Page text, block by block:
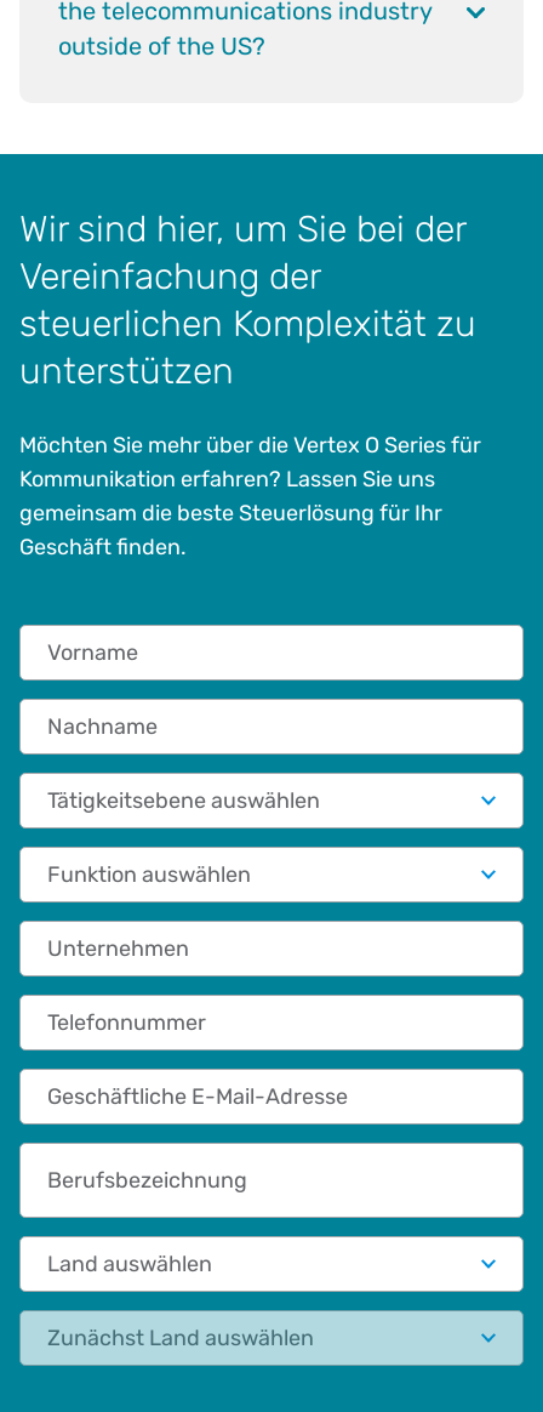
the telecommunications industry
outside of the US?
Wir sind hier, um Sie bei der
Vereinfachung der
steuerlichen Komplexität zu
unterstützen
Möchten Sie mehr über die Vertex O Series für
Kommunikation erfahren? Lassen Sie uns
gemeinsam die beste Steuerlösung für Ihr
Geschäft finden.
Vorname
Nachname
Tätigkeitsebene auswählen
Funktionale Rolle
Unternehmen
Telefonnummer
Geschäftliche E-Mail-Adresse
Land auswählen
Status